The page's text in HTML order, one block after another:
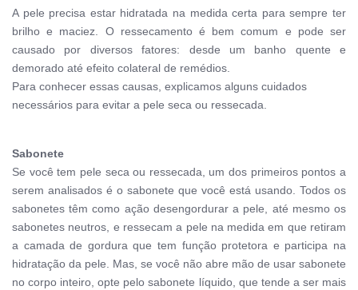
A pele precisa estar hidratada na medida certa para sempre ter
brilho e maciez. O ressecamento é bem comum e pode ser
causado por diversos fatores: desde um banho quente e
demorado até efeito colateral de remédios.
Para conhecer essas causas, explicamos alguns cuidados
necessários para evitar a pele seca ou ressecada.
Sabonete
Se você tem pele seca ou ressecada, um dos primeiros pontos a
serem analisados é o sabonete que você está usando. Todos os
sabonetes têm como ação desengordurar a pele, até mesmo os
sabonetes neutros, e ressecam a pele na medida em que retiram
a camada de gordura que tem função protetora e participa na
hidratação da pele. Mas, se você não abre mão de usar sabonete
no corpo inteiro, opte pelo sabonete líquido, que tende a ser mais